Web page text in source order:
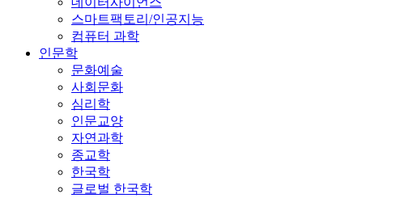
스마트팩토리/인공지능
컴퓨터 과학
인문학
문화예술
사회문화
심리학
인문교양
자연과학
종교학
한국학
글로벌 한국학